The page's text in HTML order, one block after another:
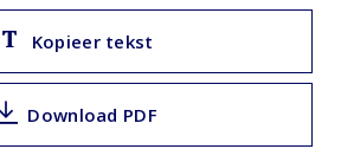
Kopieer tekst
Download PDF